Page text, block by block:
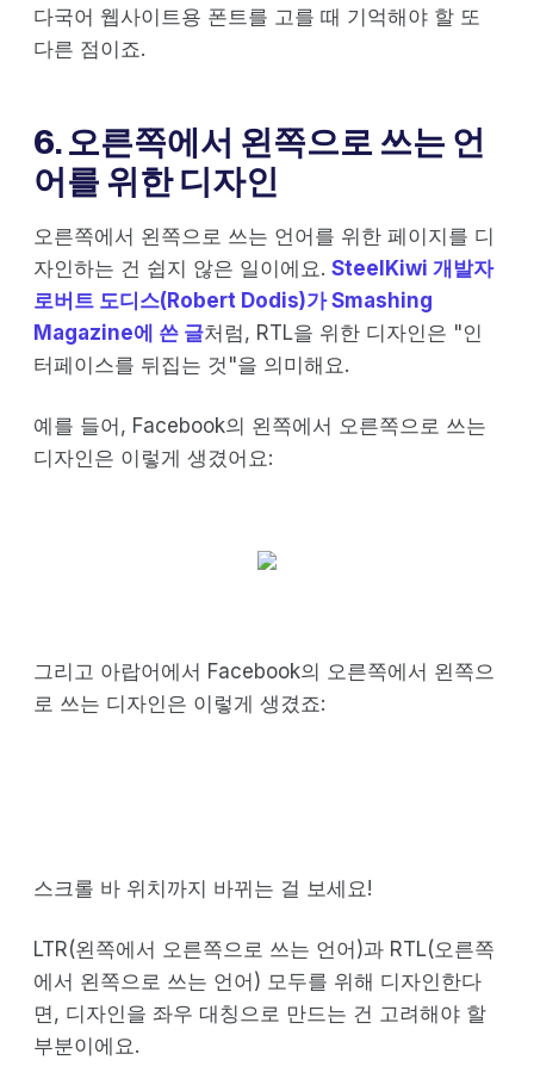
다국어 웹사이트용 폰트를 고를 때 기억해야 할 또
다른 점이죠.
6. 오른쪽에서 왼쪽으로 쓰는 언
어를 위한 디자인
오른쪽에서 왼쪽으로 쓰는 언어를 위한 페이지를 디
자인하는 건 쉽지 않은 일이에요. SteelKiwi 개발자
로버트 도디스(Robert Dodis)가 Smashing
Magazine에 쓴 글처럼, RTL을 위한 디자인은 "인
터페이스를 뒤집는 것"을 의미해요.
예를 들어, Facebook의 왼쪽에서 오른쪽으로 쓰는
디자인은 이렇게 생겼어요:
그리고 아랍어에서 Facebook의 오른쪽에서 왼쪽으
로 쓰는 디자인은 이렇게 생겼죠:
스크롤 바 위치까지 바뀌는 걸 보세요!
LTR(왼쪽에서 오른쪽으로 쓰는 언어)과 RTL(오른쪽
에서 왼쪽으로 쓰는 언어) 모두를 위해 디자인한다
면, 디자인을 좌우 대칭으로 만드는 건 고려해야 할
부분이에요.